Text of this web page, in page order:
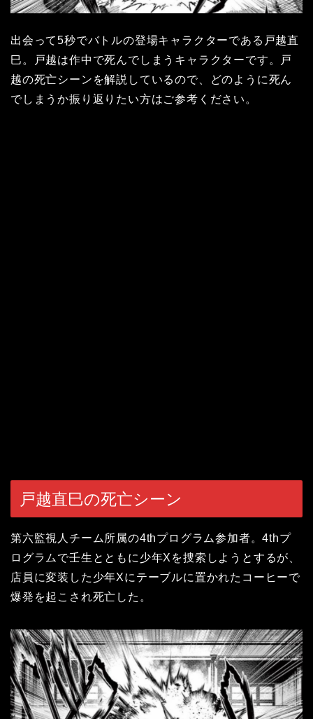
出会って5秒でバトルの登場キャラクターである戸越直
巳。戸越は作中で死んでしまうキャラクターです。戸
越の死亡シーンを解説しているので、どのように死ん
でしまうか振り返りたい方はご参考ください。
戸越直巳の死亡シーン
第六監視人チーム所属の4thプログラム参加者。4thプ
ログラムで壬生とともに少年Xを捜索しようとするが、
店員に変装した少年Xにテーブルに置かれたコーヒーで
爆発を起こされ死亡した。